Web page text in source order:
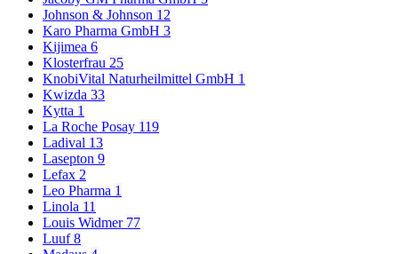
Johnson & Johnson 12
Karo Pharma GmbH 3
Kijimea 6
Klosterfrau 25
KnobiVital Naturheilmittel GmbH 1
Kwizda 33
Kytta 1
La Roche Posay 119
Ladival 13
Lasepton 9
Lefax 2
Leo Pharma 1
Linola 11
Louis Widmer 77
Luuf8